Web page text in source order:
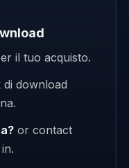
il tuo acquisto.
download
or contact